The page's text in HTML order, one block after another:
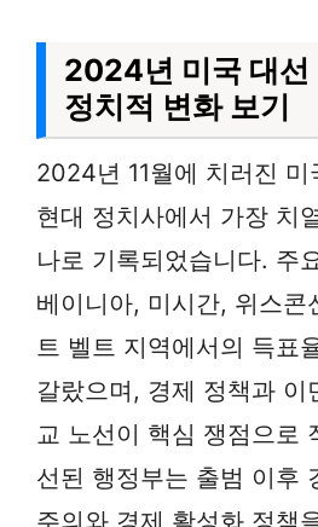
2024년 미국 대선
정치적 변화 보기
2024년 11월에 치러진 미
현대 정치사에서 가장 치
나로 기록되었습니다. 주
베이니아, 미시간, 위스콘
트 벨트 지역에서의 득표
갈랐으며, 경제 정책과 이
교 노선이 핵심 쟁점으로
선된 행정부는 출범 이후
주의와 경제 활성화 정책